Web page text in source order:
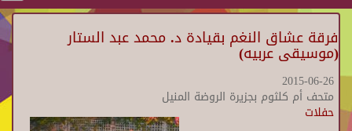
فرقة عشاق النغم بقيادة د. محمد عبد الستار
(موسيقى عربيه)
2015-06-26
متحف أم كلثوم بجزيرة الروضة المنيل
حفلات